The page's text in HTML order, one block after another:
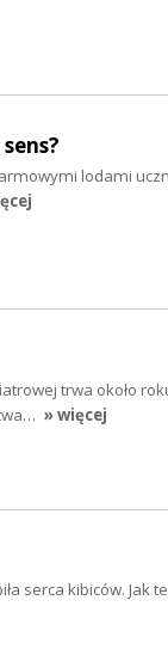
lodami
trwa około
» więcej
serca kibiców. Jak